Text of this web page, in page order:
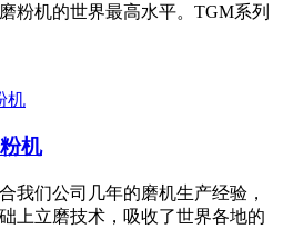
粉机的世界最高水平。TGM系列
机
我们公司几年的磨机生产经验，
上立磨技术，吸收了世界各地的